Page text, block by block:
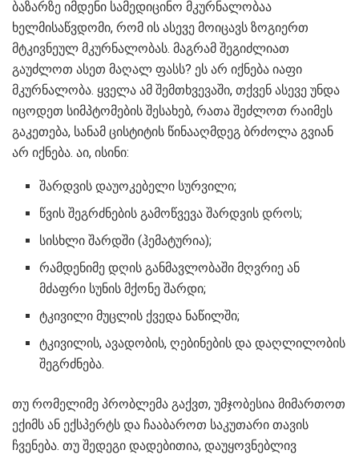
ბაზარზე იმდენი სამედიცინო მკურნალობაა
ხელმისაწვდომი, რომ ის ასევე მოიცავს ზოგიერთ
მტკივნეულ მკურნალობას. მაგრამ შეგიძლიათ
გაუძლოთ ასეთ მაღალ ფასს? ეს არ იქნება იაფი
მკურნალობა. ყველა ამ შემთხვევაში, თქვენ ასევე უნდა
იცოდეთ სიმპტომების შესახებ, რათა შეძლოთ რაიმეს
გაკეთება, სანამ ცისტიტის წინააღმდეგ ბრძოლა გვიან
არ იქნება. აი, ისინი:
შარდვის დაუოკებელი სურვილი;
წვის შეგრძნების გამოწვევა შარდვის დროს;
სისხლი შარდში (ჰემატურია);
რამდენიმე დღის განმავლობაში მღვრიე ან
მძაფრი სუნის მქონე შარდი;
ტკივილი მუცლის ქვედა ნაწილში;
ტკივილის, ავადობის, ღებინების და დაღლილობის
შეგრძნება.
თუ რომელიმე პრობლემა გაქვთ, უმჯობესია მიმართოთ
ექიმს ან ექსპერტს და ჩააბაროთ საკუთარი თავის
ჩვენება. თუ შედეგი დადებითია, დაუყოვნებლივ